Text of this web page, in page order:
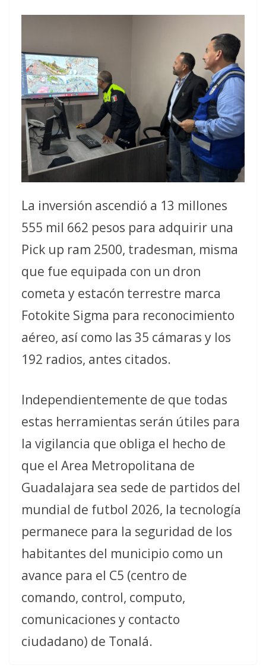
La inversión ascendió a 13 millones
555 mil 662 pesos para adquirir una
Pick up ram 2500, tradesman, misma
que fue equipada con un dron
cometa y estacón terrestre marca
Fotokite Sigma para reconocimiento
aéreo, así como las 35 cámaras y los
192 radios, antes citados.
Independientemente de que todas
estas herramientas serán útiles para
la vigilancia que obliga el hecho de
que el Area Metropolitana de
Guadalajara sea sede de partidos del
mundial de futbol 2026, la tecnología
permanece para la seguridad de los
habitantes del municipio como un
avance para el C5 (centro de
comando, control, computo,
comunicaciones y contacto
ciudadano) de Tonalá.